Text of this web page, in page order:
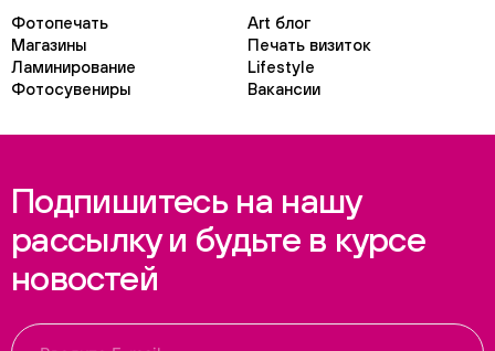
Фотопечать
Art блог
Магазины
Печать визиток
Ламинирование
Lifestyle
Фотосувениры
Вакансии
Подпишитесь на нашу
рассылку и будьте в курсе
новостей